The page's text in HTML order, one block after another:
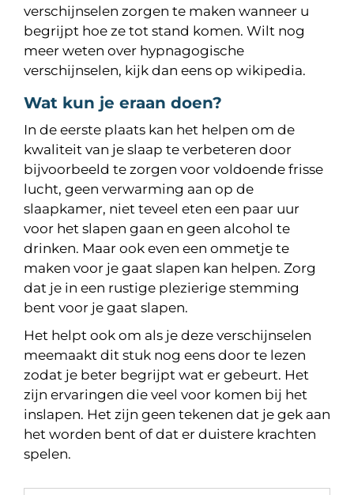
verschijnselen zorgen te maken wanneer u
begrijpt hoe ze tot stand komen. Wilt nog
meer weten over hypnagogische
verschijnselen, kijk dan eens op wikipedia.
Wat kun je eraan doen?
In de eerste plaats kan het helpen om de
kwaliteit van je slaap te verbeteren door
bijvoorbeeld te zorgen voor voldoende frisse
lucht, geen verwarming aan op de
slaapkamer, niet teveel eten een paar uur
voor het slapen gaan en geen alcohol te
drinken. Maar ook even een ommetje te
maken voor je gaat slapen kan helpen. Zorg
dat je in een rustige plezierige stemming
bent voor je gaat slapen.
Het helpt ook om als je deze verschijnselen
meemaakt dit stuk nog eens door te lezen
zodat je beter begrijpt wat er gebeurt. Het
zijn ervaringen die veel voor komen bij het
inslapen. Het zijn geen tekenen dat je gek aan
het worden bent of dat er duistere krachten
spelen.